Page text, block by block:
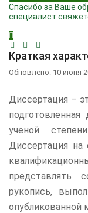
Спасибо за Ваше
специалист
Краткая
Обновлено: 10 июня
Диссертация –
ученой
Диссертация на
представлять
рукопись,
опубликованной